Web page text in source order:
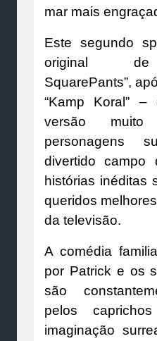
mar mais
Este segundo
original de
SquarePants”,
“Kamp Koral”
versão
personagens
divertido
histórias inéditas
queridos
da televisão.
A comédia
por Patrick e os
são
pelos
imaginação